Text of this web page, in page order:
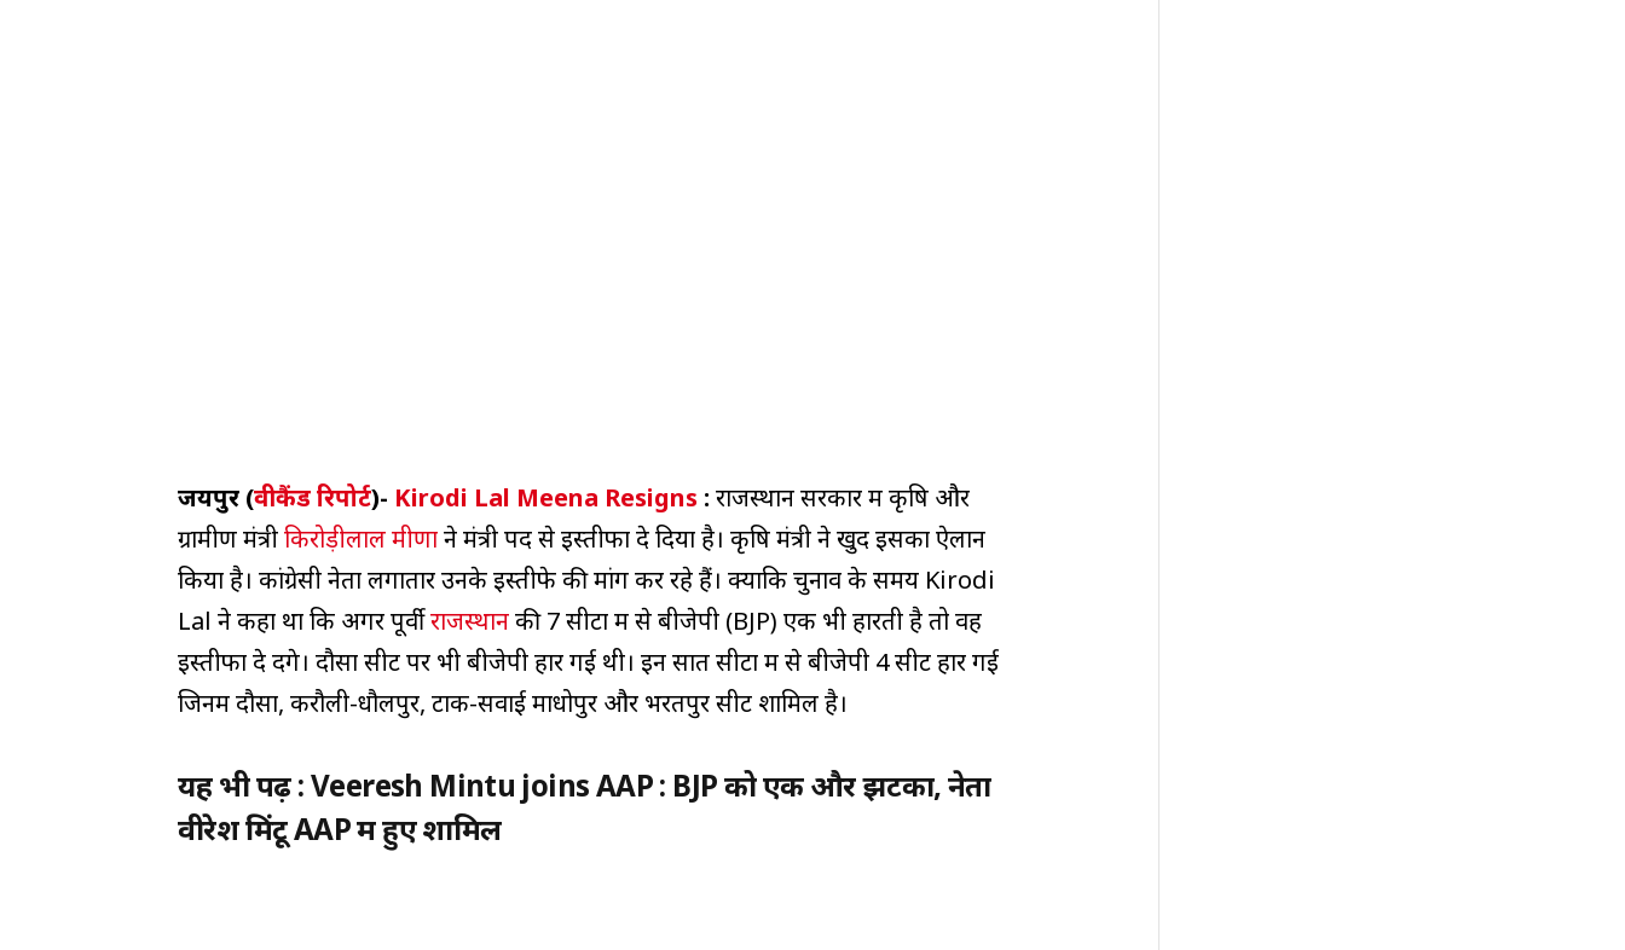
जयपुर (वीकैंड रिपोर्ट)- Kirodi Lal Meena Resigns : राजस्थान सरकार में कृषि और
ग्रामीण मंत्रीकिरोड़ीलाल मीणाने मंत्री पद से इस्तीफा दे दिया है। कृषि मंत्री ने खुद इसका ऐलान
किया है। कांग्रेसी नेता लगातार उनके इस्तीफे की मांग कर रहे हैं। क्योंकि चुनाव के समय Kirodi
Lal ने कहा था कि अगर पूर्वीराजस्थानकी 7 सीटों में से बीजेपी (BJP) एक भी हारती है तो वह
इस्तीफा दे देंगे। दौसा सीट पर भी बीजेपी हार गई थी। इन सात सीटों में से बीजेपी 4 सीटें हार गई
जिनमें दौसा, करौली-धौलपुर, टोंक-सवाई माधोपुर और भरतपुर सीट शामिल है।
यह भी पढ़ें : Veeresh Mintu joins AAP : BJP को एक और झटका, नेता
वीरेश मिंटू AAP में हुए शामिल